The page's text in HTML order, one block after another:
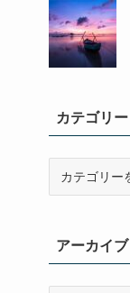
カテゴリー
ーアーカイブ